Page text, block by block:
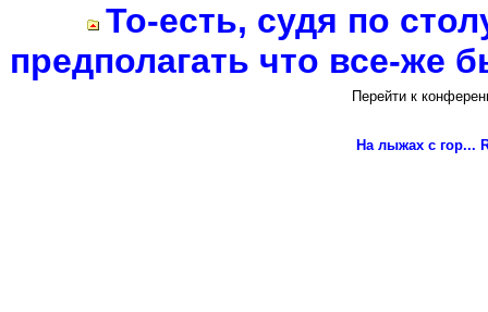
То-есть, судя по
предполагать что все-же
Перейти к
На лыжах с гор...